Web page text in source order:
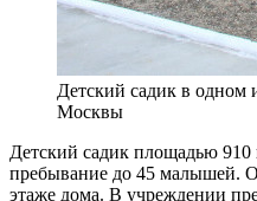
Детский садик в одном
Москвы
Детский садик площадью 910
пребывание до 45 малышей.
этаже дома. В учреждении